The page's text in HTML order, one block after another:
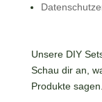
Unsere DIY
Schau dir an,
Produkte sagen.